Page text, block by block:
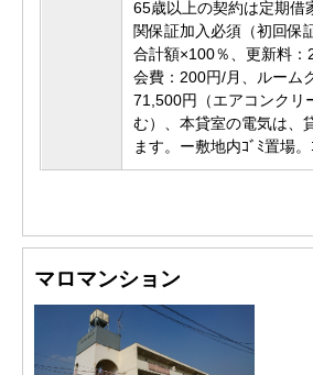
65歳以上の契約は定期借
関保証加入必須（初回保
合計額×100％、更新料
会費：200円/月、ルーム
71,500円（エアコンクリ
む）、本貸室の電気は、
ます。ー敷地内ｺﾞﾐ置場。
マロマンション